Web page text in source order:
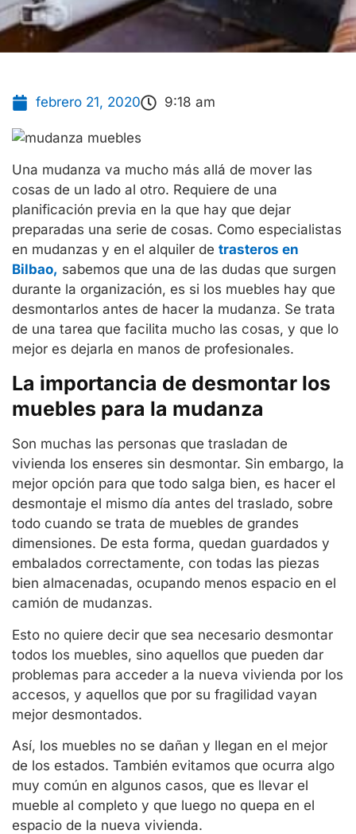
febrero 21, 2020 9:18 am
Una mudanza va mucho más allá de mover las
cosas de un lado al otro. Requiere de una
planificación previa en la que hay que dejar
preparadas una serie de cosas. Como especialistas
en mudanzas y en el alquiler de trasteros en
Bilbao, sabemos que una de las dudas que surgen
durante la organización, es si los muebles hay que
desmontarlos antes de hacer la mudanza. Se trata
de una tarea que facilita mucho las cosas, y que lo
mejor es dejarla en manos de profesionales.
La importancia de desmontar los
muebles para la mudanza
Son muchas las personas que trasladan de
vivienda los enseres sin desmontar. Sin embargo, la
mejor opción para que todo salga bien, es hacer el
desmontaje el mismo día antes del traslado, sobre
todo cuando se trata de muebles de grandes
dimensiones. De esta forma, quedan guardados y
embalados correctamente, con todas las piezas
bien almacenadas, ocupando menos espacio en el
camión de mudanzas.
Esto no quiere decir que sea necesario desmontar
todos los muebles, sino aquellos que pueden dar
problemas para acceder a la nueva vivienda por los
accesos, y aquellos que por su fragilidad vayan
mejor desmontados.
Así, los muebles no se dañan y llegan en el mejor
de los estados. También evitamos que ocurra algo
muy común en algunos casos, que es llevar el
mueble al completo y que luego no quepa en el
espacio de la nueva vivienda.